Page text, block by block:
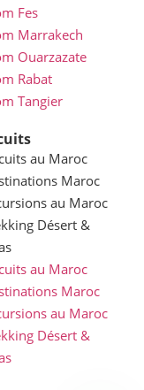
Fes
Marrakech
Ouarzazate
Rabat
Tangier
au Maroc
Maroc
au Maroc
Désert &
au Maroc
Maroc
au Maroc
Désert &